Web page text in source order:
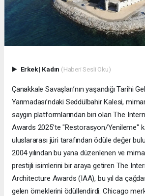
Erkek| Kadın (Haberi Sesli Oku)
Çanakkale Savaşları’nın yaşandığı Tarihi
Yarımadası’ndaki Seddülbahir Kalesi,
saygın platformlarından biri olan The
Awards 2025’te "Restorasyon/Yenileme"
uluslararası jüri tarafından ödüle değer
2004 yılından bu yana düzenlenen ve
prestijli isimlerini bir araya getiren The
Architecture Awards (IAA), bu yıl da
gelen örneklerini ödüllendirdi. Chicago